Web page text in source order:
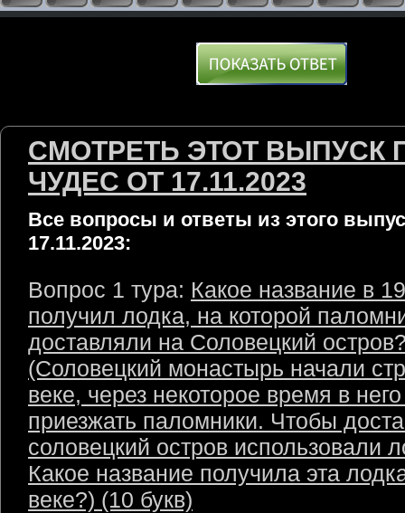
СМОТРЕТЬ ЭТОТ ВЫПУСК
ЧУДЕС ОТ 17.11.2023
Все вопросы и ответы из этого
17.11.2023:
Вопрос 1 тура: Какое название в
получил лодка, на которой
доставляли на Соловецкий
(Соловецкий монастырь начали
веке, через некоторое время в
приезжать паломники. Чтобы
соловецкий остров использовали
Какое название получила эта
веке?) (10 букв)